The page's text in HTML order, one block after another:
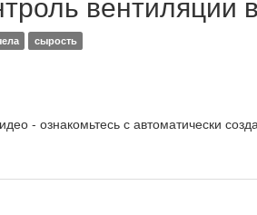
сырость
- ознакомьтесь с автоматически